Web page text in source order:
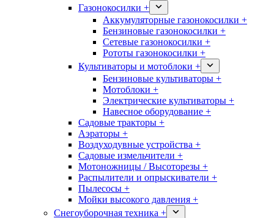
Газонокосилки +
Аккумуляторные газонокосилки +
Бензиновые газонокосилки +
Сетевые газонокосилки +
Рототы газонокосилки +
Культиваторы и мотоблоки +
Бензиновые культиваторы +
Мотоблоки +
Электрические культиваторы +
Навесное оборудование +
Садовые тракторы +
Аэраторы +
Воздуходувные устройства +
Садовые измельчители +
Мотоножницы / Высоторезы +
Распылители и опрыскиватели +
Пылесосы +
Мойки высокого давления +
Снегоуборочная техника +